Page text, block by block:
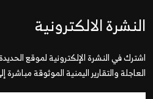
النشرة الالكترونية
اشترك في النشرة الإلكترونية لموقع
العاجلة والتقارير اليمنية الموثوقة مباشرة